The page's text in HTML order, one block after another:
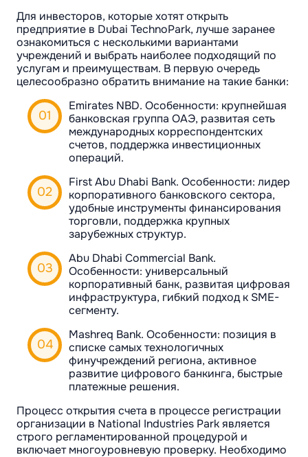
Для инвесторов, которые хотят открыть
предприятие в Dubai TechnoPark, лучше заранее
ознакомиться с несколькими вариантами
учреждений и выбрать наиболее подходящий по
услугам и преимуществам. В первую очередь
целесообразно обратить внимание на такие банки:
Emirates NBD. Особенности: крупнейшая
банковская группа ОАЭ, развитая сеть
международных корреспондентских
счетов, поддержка инвестиционных
операций.
First Abu Dhabi Bank. Особенности: лидер
корпоративного банковского сектора,
удобные инструменты финансирования
торговли, поддержка крупных
зарубежных структур.
Abu Dhabi Commercial Bank.
Особенности: универсальный
корпоративный банк, развитая цифровая
инфраструктура, гибкий подход к SME-
сегменту.
Mashreq Bank. Особенности: позиция в
списке самых технологичных
финучреждений региона, активное
развитие цифрового банкинга, быстрые
платежные решения.
Процесс открытия счета в процессе регистрации
организации в National Industries Park является
строго регламентированной процедурой и
включает многоуровневую проверку. Необходимо